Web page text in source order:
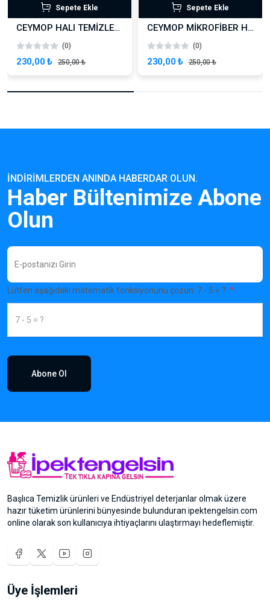
Sepete Ekle
CEYMOP HALI TEMİZLEME PEDİ KIRMIZI ÇİZGİLİ 43 CM
(0)
230,00 ₺ 250,00 ₺
Sepete Ekle
CEYMOP MİKROFİBER HALI PEDİ MAVİ ÇİZGİLİ 43 CM
(0)
230,00 ₺ 250,00 ₺
İNDIRIMLERDEN ANINDA HABERDAR OLUN.
Haber Bültenimize Abone
Olun
Lütfen aşağıdaki matematik fonksiyonunu çözün: 7 - 5 = ?
Abone Ol
Başlıca Temizlik ürünleri ve Endüstriyel deterjanlar olmak üzere
hazır tüketim ürünlerini bünyesinde bulunduran ipektengelsin.com
online olarak son kullanıcıya ihtiyaçlarını ulaştırmayı hedeflemiştir.
Üye İşlemleri